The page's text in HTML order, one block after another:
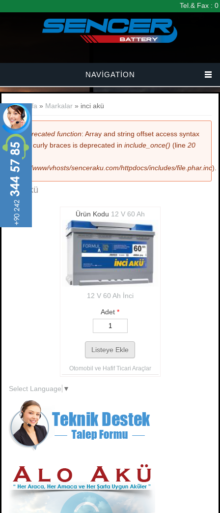
Tel.& Fax :
NAVIGATION
Buradasınız
Anasayfa » Markalar » inci akü
Hata mesajı
Deprecated function: Array and string offset access syntax
with curly braces is deprecated ininclude_once() (line20
of
/var/www/vhosts/senceraku.com/httpdocs/includes/file.phar.inc).
inci akü
Ürün Kodu 12 V 60 Ah
12 V 60 Ah İnci
Adet *
Otomobil ve Hafif Ticari Araçlar
Select Language ▼